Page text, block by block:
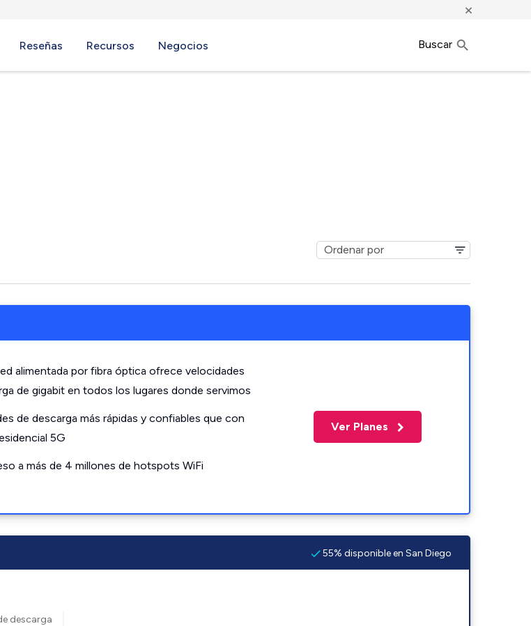
×
Reseñas Recursos Negocios Buscar
alimentada por fibra óptica ofrece velocidades
de gigabit en todos los lugares donde servimos
de descarga más rápidas y confiables que con
5G
a más de 4 millones de hotspots WiFi
Ver Planes
55% disponible en San Diego
descarga